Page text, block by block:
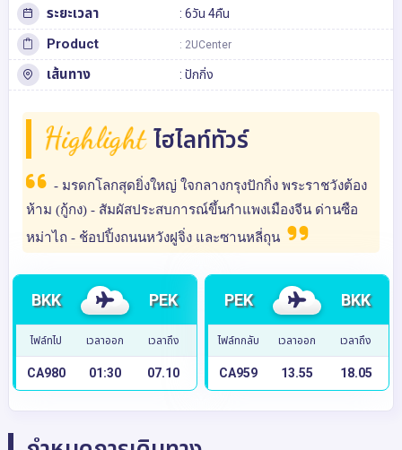
ระยะเวลา : 6วัน 4คืน
Product : 2UCenter
เส้นทาง : ปักกิ่ง
Highlight ไฮไลท์ทัวร์
- มรดกโลกสุดยิ่งใหญ่ ใจกลางกรุงปักกิ่ง พระราชวังต้อง
ห้าม (กู้กง) - สัมผัสประสบการณ์ขึ้นกำแพงเมืองจีน ด่านซือ
หม่าไถ - ช้อปปิ้งถนนหวังฝูจิ่ง และซานหลี่ถุน
BKK PEK
ไฟล์ทไป เวลาออก เวลาถึง
CA980 01:30 07.10
PEK BKK
ไฟล์ทกลับ เวลาออก เวลาถึง
CA959 13.55 18.05